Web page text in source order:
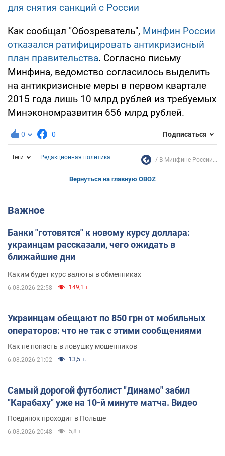
для снятия санкций с России
Как сообщал "Обозреватель", Минфин России
отказался ратифицировать антикризисный
план правительства. Согласно письму
Минфина, ведомство согласилось выделить
на антикризисные меры в первом квартале
2015 года лишь 10 млрд рублей из требуемых
Минэкономразвития 656 млрд рублей.
0 0 Подписаться
Теги Редакционная политика В Минфине России...
Вернуться на главную OBOZ
Важное
Банки "готовятся" к новому курсу доллара:
украинцам рассказали, чего ожидать в
ближайшие дни
Каким будет курс валюты в обменниках
6.08.2026 22:58 149,1 т.
Украинцам обещают по 850 грн от мобильных
операторов: что не так с этими сообщениями
Как не попасть в ловушку мошенников
6.08.2026 21:02 13,5 т.
Самый дорогой футболист "Динамо" забил
"Карабаху" уже на 10-й минуте матча. Видео
Поединок проходит в Польше
6.08.2026 20:48 5,8 т.